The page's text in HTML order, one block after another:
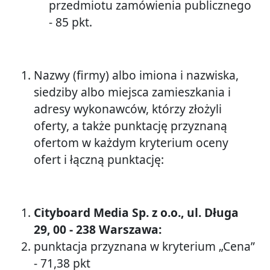
przedmiotu zamówienia publicznego
- 85 pkt.
Nazwy (firmy) albo imiona i nazwiska,
siedziby albo miejsca zamieszkania i
adresy wykonawców, którzy złożyli
oferty, a także punktację przyznaną
ofertom w każdym kryterium oceny
ofert i łączną punktację:
Cityboard Media Sp. z o.o., ul. Długa
29, 00 - 238 Warszawa:
punktacja przyznana w kryterium „Cena”
- 71,38 pkt